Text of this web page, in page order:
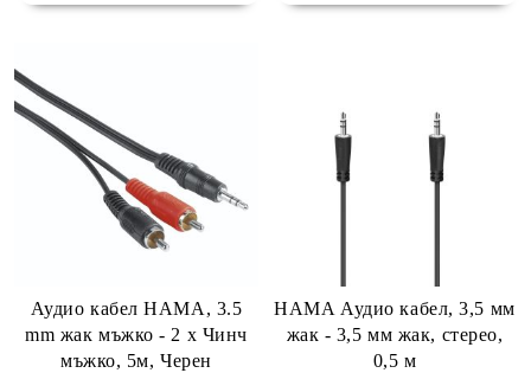
Аудио кабел HAMA, 3.5
mm жак мъжко - 2 x Чинч
мъжко, 5м, Черен
HAMA Аудио кабел, 3,5 мм
жак - 3,5 мм жак, стерео,
0,5 м